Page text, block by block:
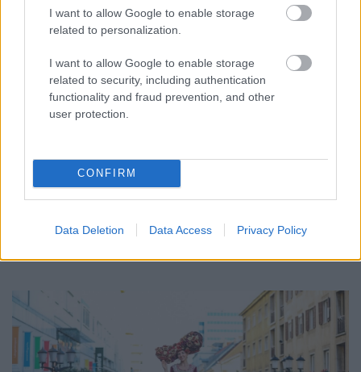
I want to allow Google to enable storage
related to personalization.
I want to allow Google to enable storage
related to security, including authentication
functionality and fraud prevention, and other
user protection.
CONFIRM
Data Deletion Data Access Privacy Policy
ENERGIATAKARÉKOSSÁG: KORÁBBAN KEZDŐDIK
Az energiaellátás tehermentesítése érdekében másfél órával